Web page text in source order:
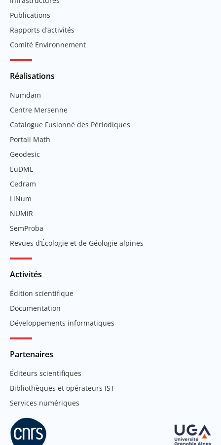
Publications
Rapports d’activités
Comité Environnement
Réalisations
Numdam
Centre Mersenne
Catalogue Fusionné des Périodiques
Portail Math
Geodesic
EuDML
Cedram
LiNum
NUMiR
SemProba
Revues d’Écologie et de Géologie alpines
Activités
Édition scientifique
Documentation
Développements informatiques
Partenaires
Éditeurs scientifiques
Bibliothèques et opérateurs IST
Services numériques